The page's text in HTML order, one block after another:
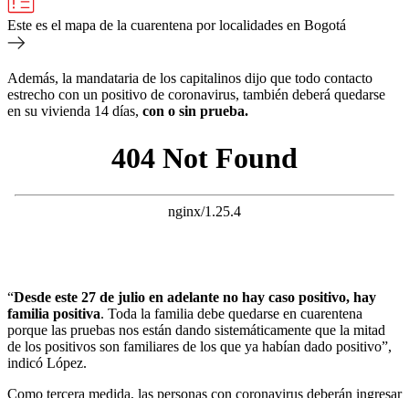
Este es el mapa de la cuarentena por localidades en Bogotá
Además, la mandataria de los capitalinos dijo que todo contacto
estrecho con un positivo de coronavirus, también deberá quedarse
en su vivienda 14 días, con o sin prueba.
“Desde este 27 de julio en adelante no hay caso positivo, hay
familia positiva. Toda la familia debe quedarse en cuarentena
porque las pruebas nos están dando sistemáticamente que la mitad
de los positivos son familiares de los que ya habían dado positivo”,
indicó López.
Como tercera medida, las personas con coronavirus deberán ingresar